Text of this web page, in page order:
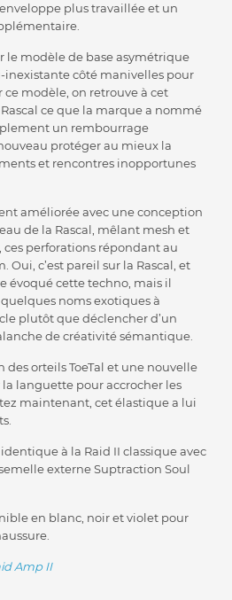
plus travaillée et un
le modèle de base asymétrique
inexistante côté manivelles pour
modèle, on retrouve à cet
ce que la marque a nommé
un rembourrage
protéger au mieux la
et rencontres inopportunes
améliorée avec une conception
de la Rascal, mêlant mesh et
perforations répondant au
Oui, c’est pareil sur la Rascal, et
évoqué cette techno, mais il
noms exotiques à
plutôt que déclencher d’un
de créativité sémantique.
orteils ToeTal et une nouvelle
languette pour accrocher les
maintenant, cet élastique a lui
à la Raid II classique avec
externe Suptraction Soul
en blanc, noir et violet pour
Amp II